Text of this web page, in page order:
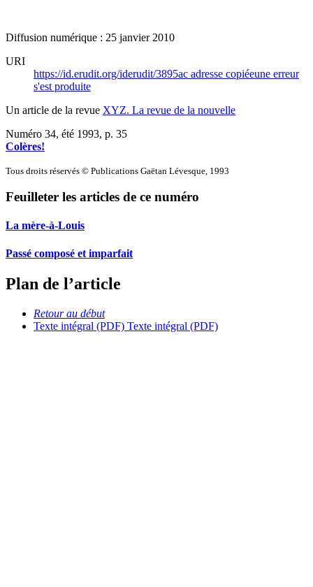
Diffusion numérique : 25 janvier 2010
URI
https://id.erudit.org/iderudit/3895ac adresse copiéeune erreur
s'est produite
Un article de la revue XYZ. La revue de la nouvelle
Numéro 34, été 1993, p. 35
Colères!
Tous droits réservés © Publications Gaëtan Lévesque, 1993
Feuilleter les articles de ce numéro
La mère-à-Louis
Passé composé et imparfait
Plan de l’article
Retour au début
Texte intégral (PDF) Texte intégral (PDF)